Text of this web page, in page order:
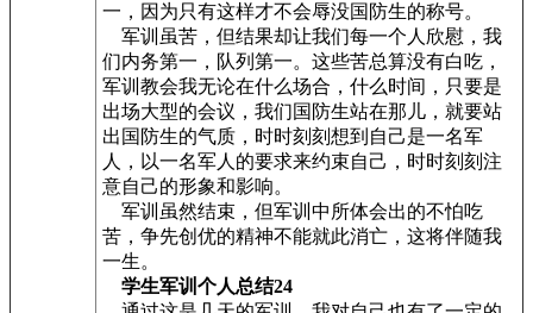
一，因为只有这样才不会辱没国防生的称号。
军训虽苦，但结果却让我们每一个人欣慰，我
们内务第一，队列第一。这些苦总算没有白吃，
军训教会我无论在什么场合，什么时间，只要是
出场大型的会议，我们国防生站在那儿，就要站
出国防生的气质，时时刻刻想到自己是一名军
人，以一名军人的要求来约束自己，时时刻刻注
意自己的形象和影响。
军训虽然结束，但军训中所体会出的不怕吃
苦，争先创优的精神不能就此消亡，这将伴随我
一生。
学生军训个人总结24